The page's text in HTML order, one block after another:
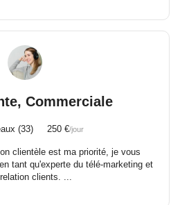
Commerciale
(33) 250 €/jour
clientèle est ma priorité, je vous
tant qu'experte du télé-marketing et
clients. ...